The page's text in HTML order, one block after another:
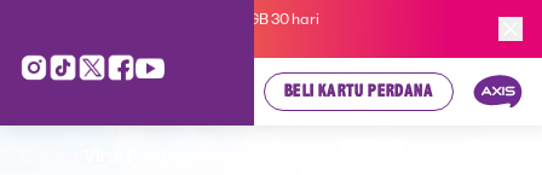
Kartu Perdana AXIS Suka-Suka 3GB 30 hari
BELI KARTU PERDANA